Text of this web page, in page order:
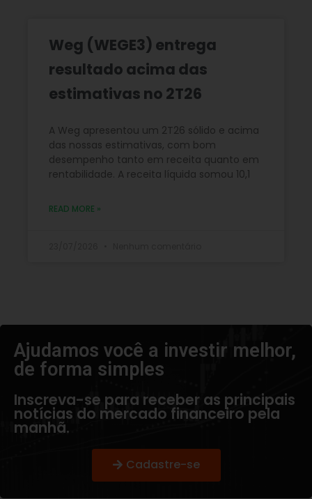
Weg (WEGE3) entrega
resultado acima das
estimativas no 2T26
A Weg apresentou um 2T26 sólido e acima
das nossas estimativas, com bom
desempenho tanto em receita quanto em
rentabilidade. A receita líquida somou 10,1
READ MORE »
Ajudamos você a investir melhor,
de forma simples​
Inscreva-se para receber as principais
notícias do mercado financeiro pela
manhã.
Cadastre-se